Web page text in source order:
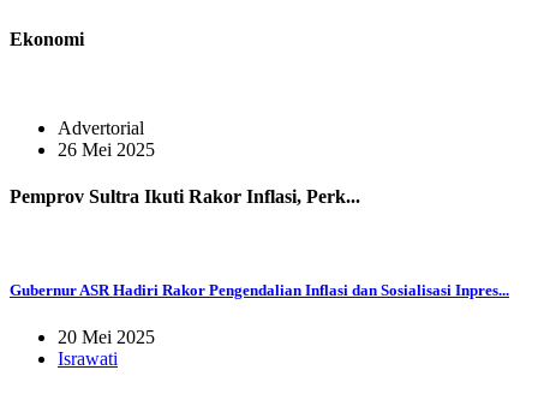
Ekonomi
Advertorial
26 Mei 2025
Pemprov Sultra Ikuti Rakor Inflasi, Perk...
Gubernur ASR Hadiri Rakor Pengendalian Inflasi dan Sosialisasi Inpres...
20 Mei 2025
Israwati